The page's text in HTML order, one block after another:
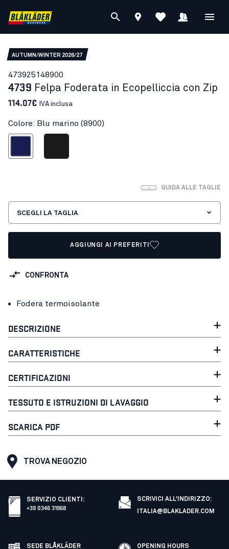
AUTUMN/WINTER 2026/27
473925148900
4739 Felpa Foderata in Ecopelliccia con Zip
114.07€ IVA inclusa
Colore: Blu marino (8900)
GUIDA ALLE TAGLIE
SCEGLI LA TAGLIA
AGGIUNGI AI PREFERITI
CONFRONTA
Fodera termoisolante
DESCRIZIONE
CARATTERISTICHE
CERTIFICAZIONI
TESSUTO E ISTRUZIONI DI LAVAGGIO
SCARICA PDF
TROVA NEGOZIO
SERVIZIO CLIENTI :
+39 0346 31968
SCRIVICI ALL'INDIRIZZO:
ITALIA@BLAKLADER.COM
SEDE BLÅKLÄDER
OPENING HOURS